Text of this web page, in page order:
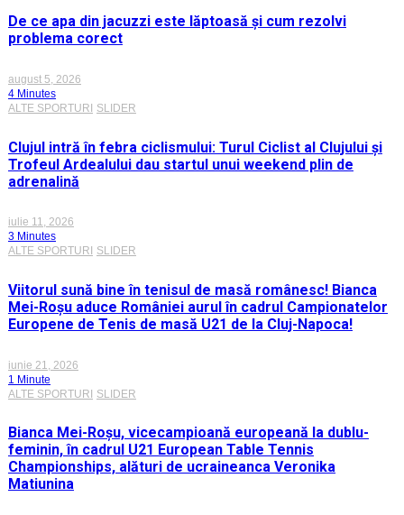
De ce apa din jacuzzi este lăptoasă și cum rezolvi
problema corect
august 5, 2026
4 Minutes
ALTE SPORTURI SLIDER
Clujul intră în febra ciclismului: Turul Ciclist al Clujului și
Trofeul Ardealului dau startul unui weekend plin de
adrenalină
iulie 11, 2026
3 Minutes
ALTE SPORTURI
SLIDER
Viitorul sună bine în tenisul de masă românesc! Bianca
Mei-Roșu aduce României aurul în cadrul Campionatelor
Europene de Tenis de masă U21 de la Cluj-Napoca!
iunie 21, 2026
1 Minute
ALTE SPORTURI SLIDER
Bianca Mei-Roșu, vicecampioană europeană la dublu-
feminin, în cadrul U21 European Table Tennis
Championships, alături de ucraineanca Veronika
Matiunina